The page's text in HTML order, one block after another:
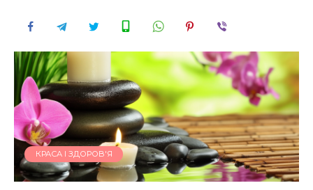
КРАСА І ЗДОРОВ'Я